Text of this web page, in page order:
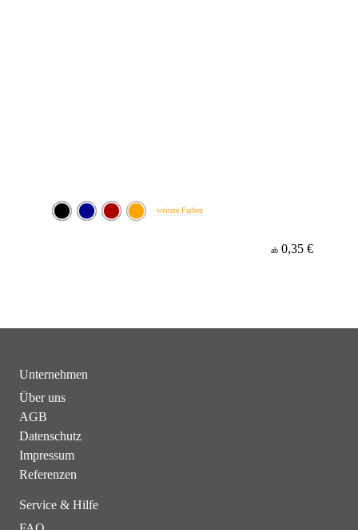
weitere Farben
ab 0,35 €
Unternehmen
Über uns
AGB
Datenschutz
Impressum
Referenzen
Service & Hilfe